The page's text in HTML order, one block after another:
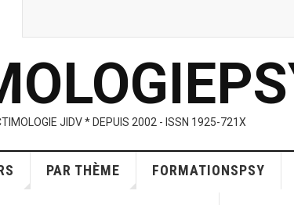
JIDV * DEPUIS 2002 - ISSN 1925-721X
PAR THÈME FORMATIONSPSY